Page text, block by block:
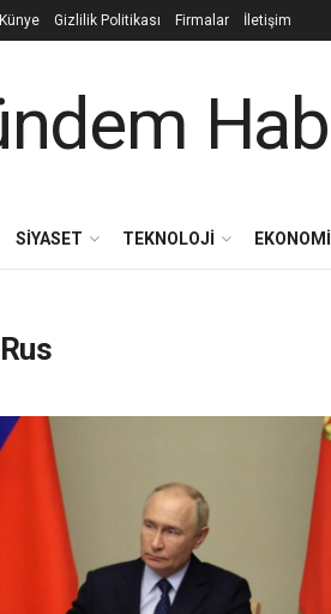
Künye Gizlilik Politikası Firmalar İletişim
SIYASET TEKNOLOJI EKONOMI
Rus